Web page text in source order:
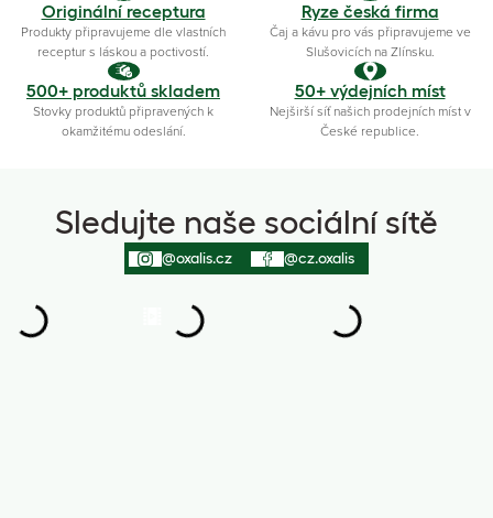
Originální receptura
Produkty připravujeme dle vlastních
receptur s láskou a poctivostí.
Ryze česká firma
Čaj a kávu pro vás připravujeme ve
Slušovicích na Zlínsku.
500+ produktů skladem
Stovky produktů připravených k
okamžitému odeslání.
50+ výdejních míst
Nejširší síť našich prodejních míst v
České republice.
Sledujte naše sociální sítě
@oxalis.cz @cz.oxalis